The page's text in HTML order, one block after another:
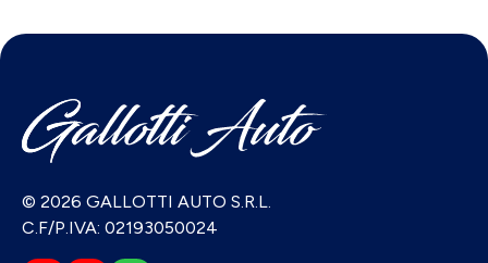
© 2026 GALLOTTI AUTO S.R.L.
C.F/P.IVA: 02193050024